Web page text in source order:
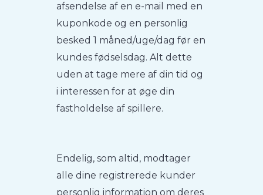
afsendelse af en e-mail med en
kuponkode og en personlig
besked 1 måned/uge/dag før en
kundes fødselsdag. Alt dette
uden at tage mere af din tid og
i interessen for at øge din
fastholdelse af spillere.
Endelig, som altid, modtager
alle dine registrerede kunder
personlig information om deres